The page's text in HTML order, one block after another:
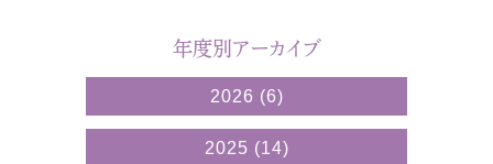
年度別アーカイブ
2026 (6)
2025 (14)